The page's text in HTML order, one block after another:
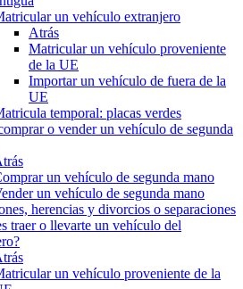
un vehículo extranjero
Atrás
Matricular un vehículo proveniente
de la UE
Importar un vehículo de fuera de la
UE
temporal: placas verdes
o vender un vehículo de segunda
un vehículo de segunda mano
un vehículo de segunda mano
herencias y divorcios o separaciones
traer o llevarte un vehículo del
un vehículo proveniente de la